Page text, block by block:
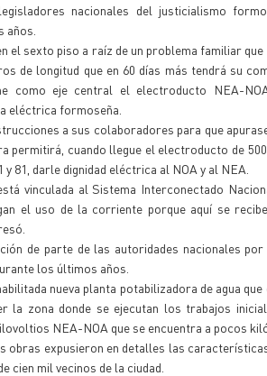
nacionales del justicialismo
años.
el sexto piso a raíz de un problema familiar
de longitud que en 60 días más tendrá su
como eje central el electroducto NEA-
eléctrica formoseña.
a sus colaboradores para que
permitirá, cuando llegue el electroducto de
darle dignidad eléctrica al NOA y al NEA.
vinculada al Sistema Interconectado
el uso de la corriente porque aquí se
de parte de las autoridades nacionales
los últimos años.
nueva planta potabilizadora de agua
la zona donde se ejecutan los trabajos
NEA-NOA que se encuentra a pocos
obras expusieron en detalles las
cien mil vecinos de la ciudad.